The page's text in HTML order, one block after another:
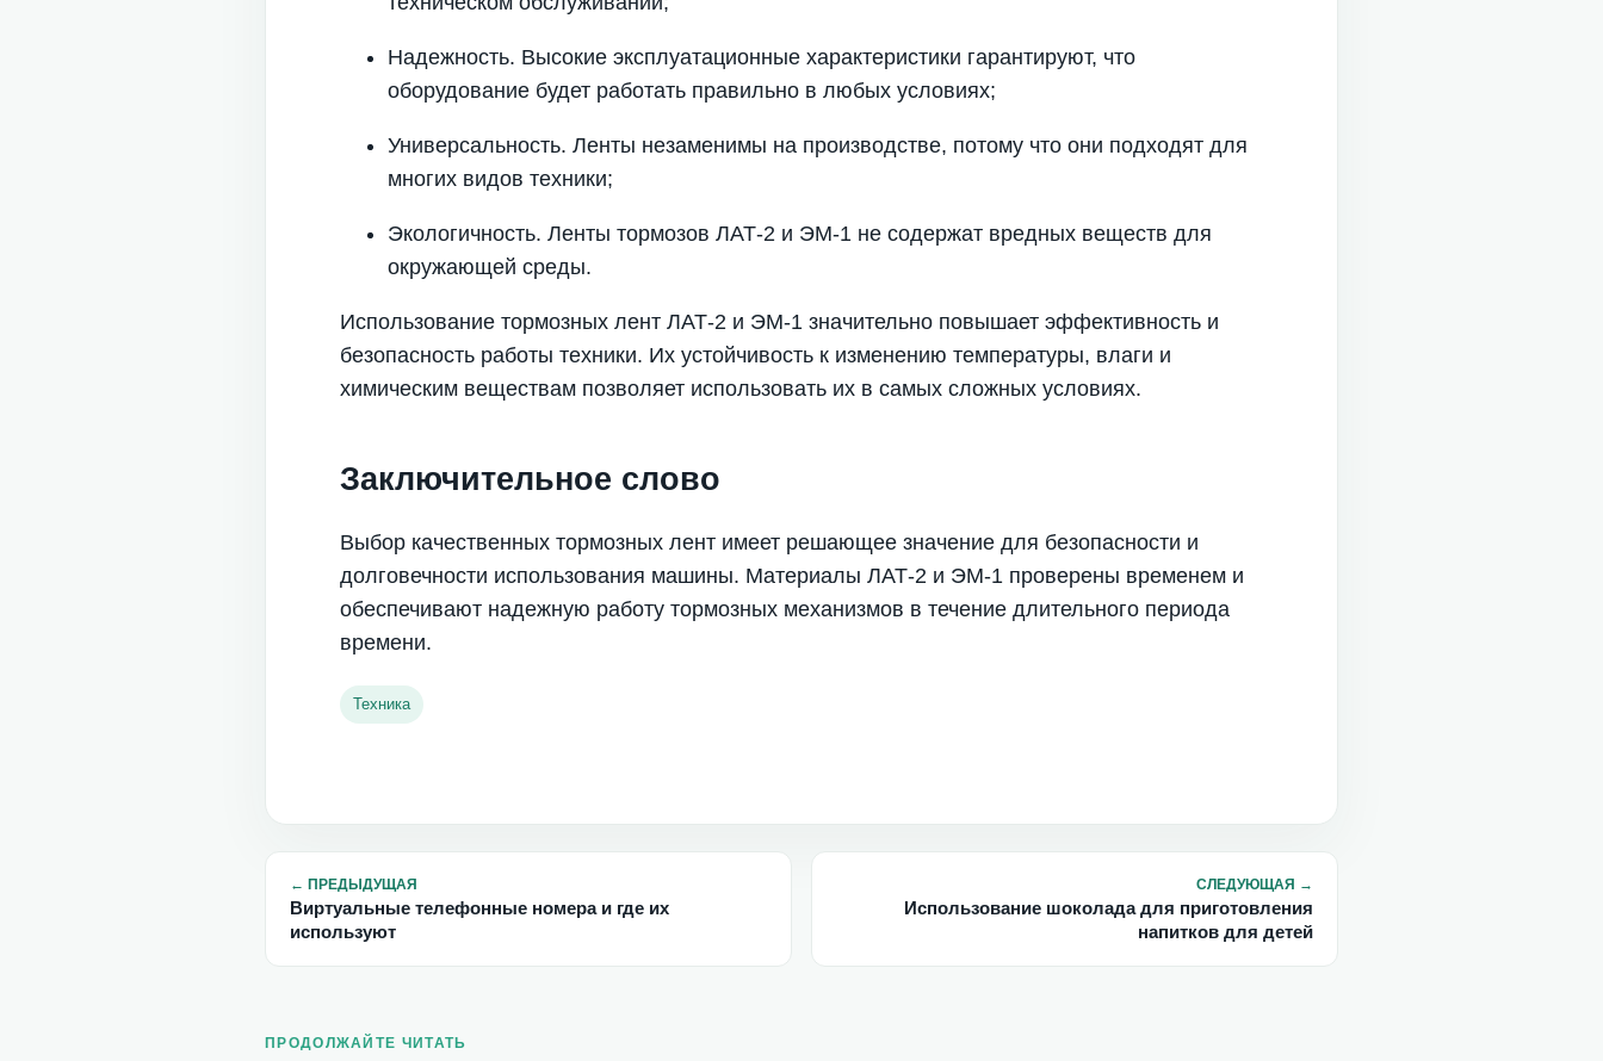
Надежность. Высокие эксплуатационные характеристики гарантируют, что
оборудование будет работать правильно в любых условиях;
Универсальность. Ленты незаменимы на производстве, потому что они подходят для
многих видов техники;
Экологичность. Ленты тормозов ЛАТ-2 и ЭМ-1 не содержат вредных веществ для
окружающей среды.
Использование тормозных лент ЛАТ-2 и ЭМ-1 значительно повышает эффективность и
безопасность работы техники. Их устойчивость к изменению температуры, влаги и
химическим веществам позволяет использовать их в самых сложных условиях.
Заключительное слово
Выбор качественных тормозных лент имеет решающее значение для безопасности и
долговечности использования машины. Материалы ЛАТ-2 и ЭМ-1 проверены временем и
обеспечивают надежную работу тормозных механизмов в течение длительного периода
времени.
Техника
← ПРЕДЫДУЩАЯ
Виртуальные телефонные номера и где их
используют
СЛЕДУЮЩАЯ →
Использование шоколада для приготовления
напитков для детей
ПРОДОЛЖАЙТЕ ЧИТАТЬ